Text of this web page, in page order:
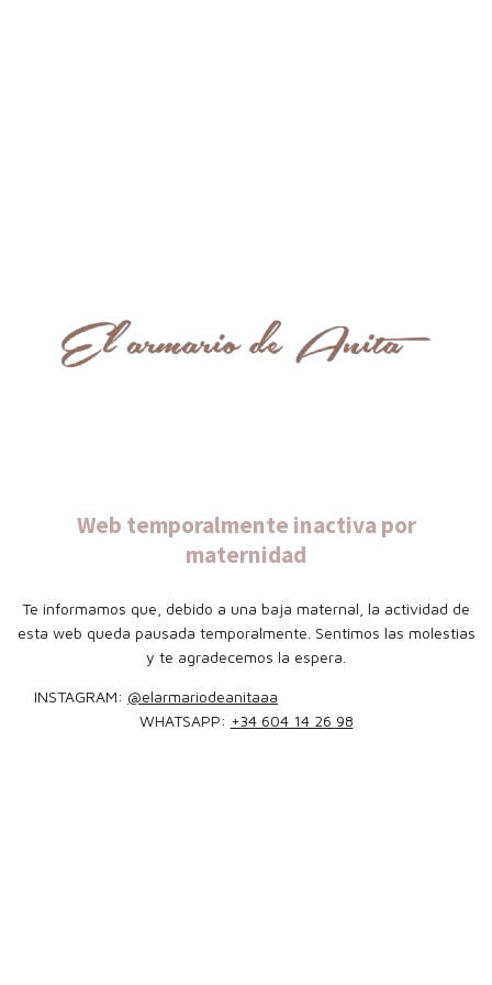
Web temporalmente inactiva por
maternidad
Te informamos que, debido a una baja maternal, la actividad de
esta web queda pausada temporalmente. Sentimos las molestias
y te agradecemos la espera.
INSTAGRAM: @elarmariodeanitaaa
WHATSAPP: +34 604 14 26 98